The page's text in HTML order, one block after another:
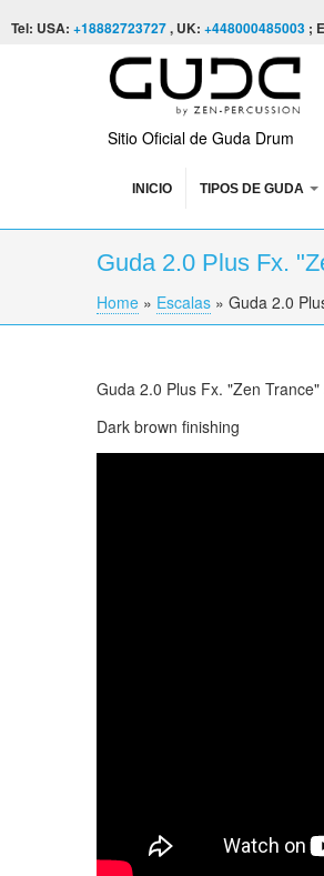
Tel: USA: +18882723727, UK: +448000485003 ;
Sitio Oficial de Guda Drum
INICIO TIPOS DE GUDA
Guda 2.0 Plus Fx.
You are here
Home » Escalas » Guda 2.0
Guda 2.0 Plus Fx. "Zen Trance"
Dark brown finishing